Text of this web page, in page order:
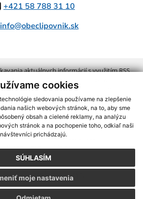
cookies
sledovania používame na zlepšenie
našich webových stránok, na to, aby sme
obsah a cielené reklamy, na analýzu
stránok a na pochopenie toho, odkiaľ naši
návštevníci prichádzajú.
SÚHLASÍM
moje nastavenia
+421 58 788 31 10
info@obeclipovnik.sk
aktuálnych informácií s využitím RSS,
ECHELON 2, Mapa stránok
s.r.o.,domény,registrácia domény
s.r.o.,technický prevádzkovateľ
aktualizácia:05.08.2026
|Vyhlásenie o prístupnosti
|